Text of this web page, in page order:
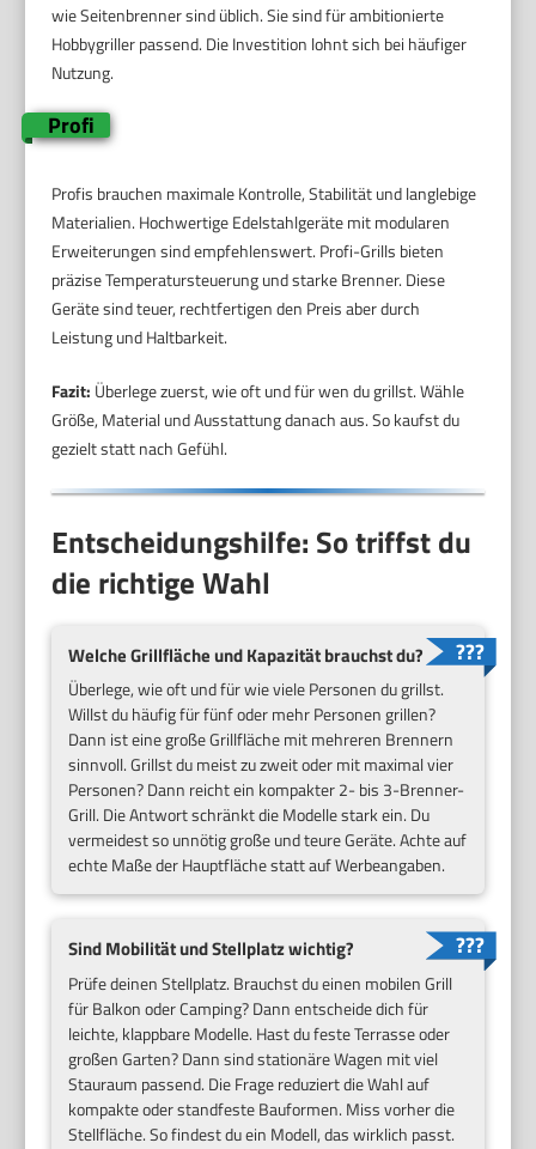
wie Seitenbrenner sind üblich. Sie sind für ambitionierte
Hobbygriller passend. Die Investition lohnt sich bei häufiger
Nutzung.
Profi
Profis brauchen maximale Kontrolle, Stabilität und langlebige
Materialien. Hochwertige Edelstahlgeräte mit modularen
Erweiterungen sind empfehlenswert. Profi-Grills bieten
präzise Temperatursteuerung und starke Brenner. Diese
Geräte sind teuer, rechtfertigen den Preis aber durch
Leistung und Haltbarkeit.
Fazit: Überlege zuerst, wie oft und für wen du grillst. Wähle
Größe, Material und Ausstattung danach aus. So kaufst du
gezielt statt nach Gefühl.
Entscheidungshilfe: So triffst du
die richtige Wahl
Welche Grillfläche und Kapazität brauchst du?
Überlege, wie oft und für wie viele Personen du grillst.
Willst du häufig für fünf oder mehr Personen grillen?
Dann ist eine große Grillfläche mit mehreren Brennern
sinnvoll. Grillst du meist zu zweit oder mit maximal vier
Personen? Dann reicht ein kompakter 2- bis 3-Brenner-
Grill. Die Antwort schränkt die Modelle stark ein. Du
vermeidest so unnötig große und teure Geräte. Achte auf
echte Maße der Hauptfläche statt auf Werbeangaben.
Sind Mobilität und Stellplatz wichtig?
Prüfe deinen Stellplatz. Brauchst du einen mobilen Grill
für Balkon oder Camping? Dann entscheide dich für
leichte, klappbare Modelle. Hast du feste Terrasse oder
großen Garten? Dann sind stationäre Wagen mit viel
Stauraum passend. Die Frage reduziert die Wahl auf
kompakte oder standfeste Bauformen. Miss vorher die
Stellfläche. So findest du ein Modell, das wirklich passt.